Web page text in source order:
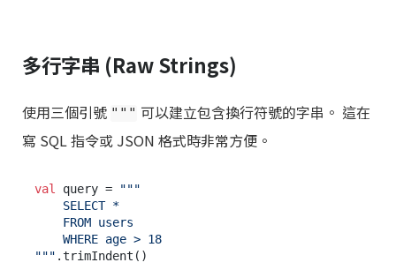
多行字串 (Raw Strings)
使用三個引號 """ 可以建立包含換行符號的字串。 這在
寫 SQL 指令或 JSON 格式時非常方便。
val query =
"""
"""